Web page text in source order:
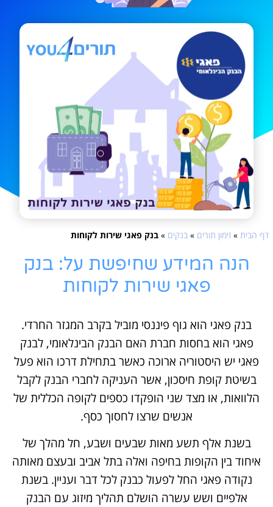
דף הבית » זימון תורים » בנקים » בנק פאגי שירות לקוחות
הנה המידע שחיפשת על: בנק
פאגי שירות לקוחות
בנק פאגי הוא גוף פיננסי מוביל בקרב המגזר החרדי.
פאגי הוא בחסות חברת האם הבנק הבינלאומי, לבנק
פאגי יש היסטוריה ארוכה כאשר בתחילת דרכו הוא פעל
בשיטת קופת חיסכון, אשר העניקה לחברי הבנק לקבל
הלוואות, או מצד שני הופקדו כספים לקופה הכללית של
אנשים שרצו לחסוך כסף.
בשנת אלף תשע מאות שבעים ושבע, חל מהלך של
איחוד בין הקופות בחיפה ואלה בתל אביב ובעצם מאותה
נקודה פאגי החל לפעול כבנק לכל דבר ועניין. בשנת
אלפיים ושש עשרה הושלם תהליך מיזוג עם הבנק